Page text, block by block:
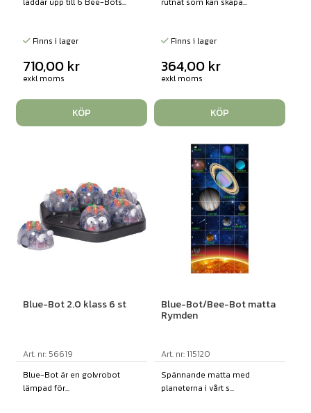
Finns i lager
710,00 kr
exkl moms
KÖP
Finns i lager
364,00 kr
exkl moms
KÖP
Blue-Bot 2.0 klass 6 st
Art. nr: 56619
Blue-Bot är en golvrobot
lämpad för...
Blue-Bot/Bee-Bot matta
Rymden
Art. nr: 115120
Spännande matta med
planeterna i vårt s...